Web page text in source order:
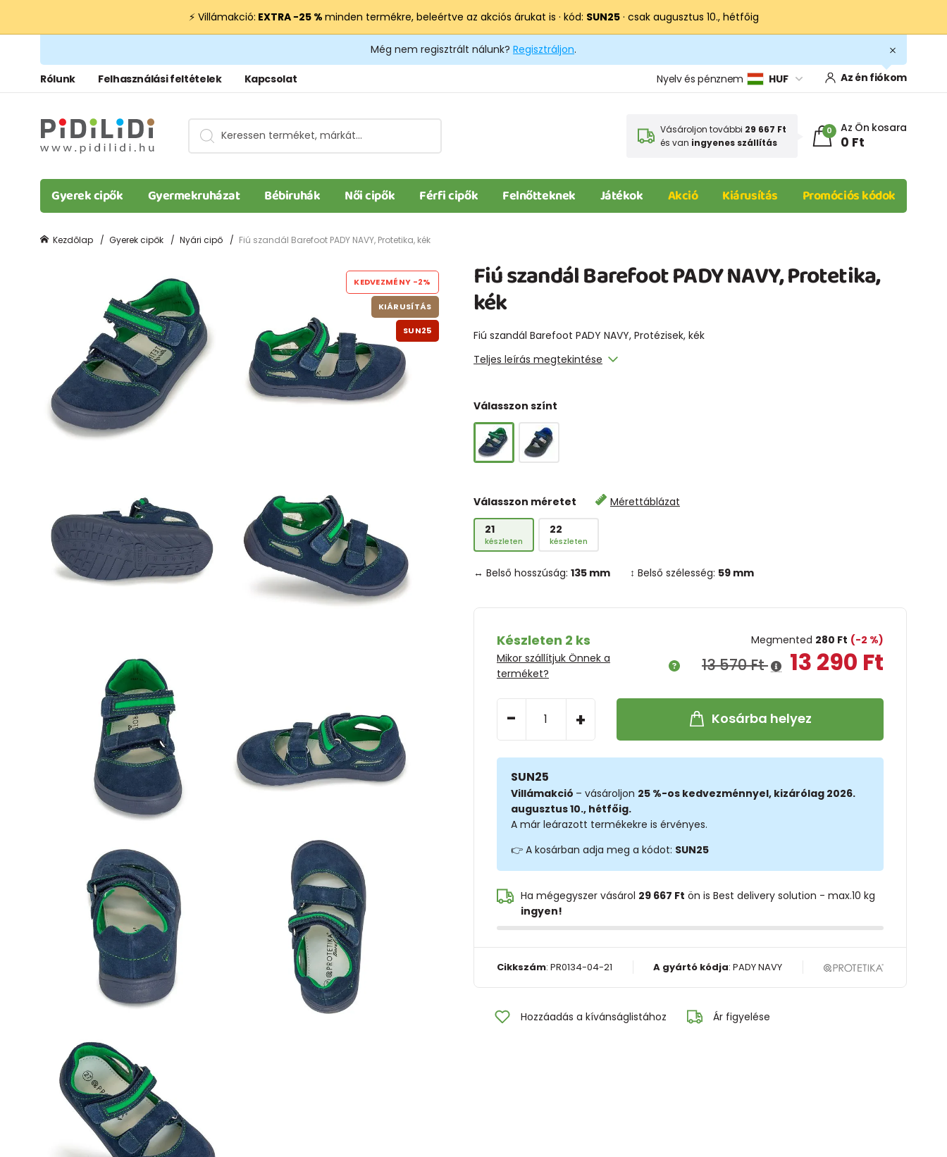
⚡ Villámakció: EXTRA −25 % minden termékre, beleértve az akciós árukat is · kód: SUN25· csak augusztus 10., hétfőig
Még nem regisztrált nálunk? Regisztráljon.
Rólunk Felhasználási feltételek Kapcsolat Nyelv és pénznem HUF Az én fiókom
Vásároljon további 29 667 Ft
és van ingyenes szállítás
0 Az Ön kosara
0 Ft
Gyerek cipők Gyermekruházat Bébiruhák Női cipők Férfi cipők Felnőtteknek Játékok Akció Kiárusítás Promóciós kódok
Kezdõlap Gyerek cipők Nyári cipő Fiú szandál Barefoot PADY NAVY, Protetika, kék
Fiú szandál Barefoot PADY NAVY, Protetika,
kék
Fiú szandál Barefoot PADY NAVY, Protézisek, kék
Teljes leírás megtekintése
Válasszon színt
Válasszon méretet
Mérettáblázat
21
készleten
22
készleten
↔ Belső hosszúság: 135 mm ↕ Belső szélesség: 59 mm
Készleten 2 ks
Mikor szállítjuk Önnek a
terméket?
Megmented 280 Ft (-2 %)
13 570 Ft 13 290 Ft
- + Kosárba helyez
SUN25
Villámakció – vásároljon 25 %-os kedvezménnyel, kizárólag 2026.
augusztus 10., hétfőig.
A már leárazott termékekre is érvényes.
👉 A kosárban adja meg a kódot: SUN25
Ha mégegyszer vásárol 29 667 Ft ön is Best delivery solution - max.10 kg
ingyen!
Cikkszám: PR0134-04-21 A gyártó kódja:PADY NAVY
Hozzáadás a kívánságlistához Ár figyelése
KEDVEZMÉNY -2%
KIÁRUSÍTÁS
SUN25